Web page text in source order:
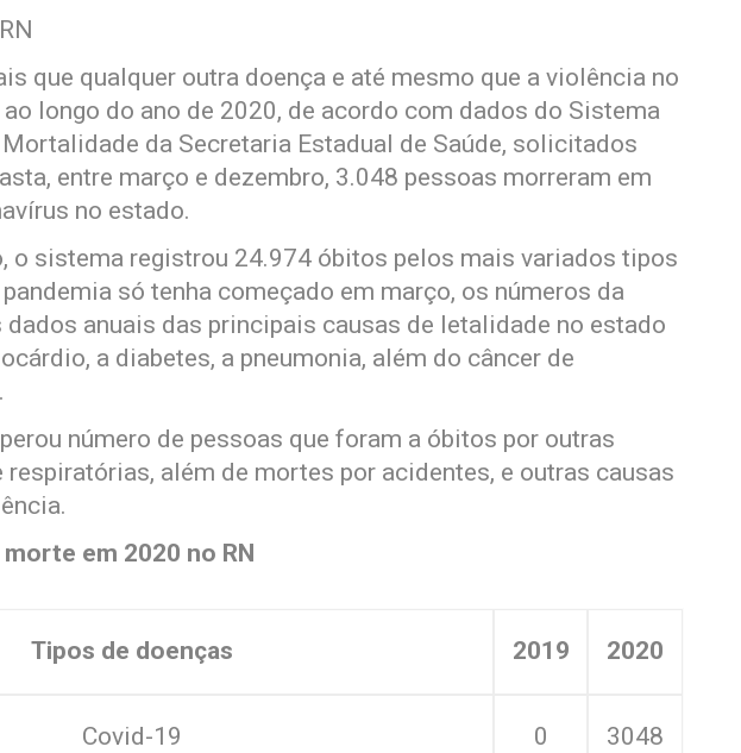
que qualquer outra doença e até mesmo que a violência no
longo do ano de 2020, de acordo com dados do Sistema
da Secretaria Estadual de Saúde, solicitados
entre março e dezembro, 3.048 pessoas morreram em
no estado.
o sistema registrou 24.974 óbitos pelos mais variados tipos
só tenha começado em março, os números da
dados anuais das principais causas de letalidade no estado
a diabetes, a pneumonia, além do câncer de
número de pessoas que foram a óbitos por outras
além de mortes por acidentes, e outras causas
em 2020 no RN
Tipos de doenças 2019 2020
Covid-19 0 3048